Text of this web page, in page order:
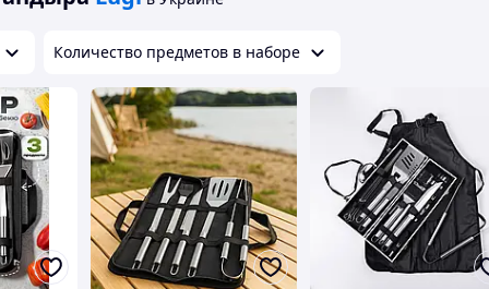
Количество предметов в наборе